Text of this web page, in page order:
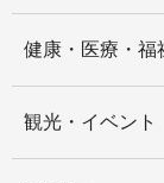
健康・医療・福
観光・イベント